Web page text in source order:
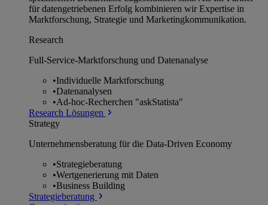
für datengetriebenen Erfolg kombinieren wir Expertise in
Marktforschung, Strategie und Marketingkommunikation.
Research
Full-Service-Marktforschung und Datenanalyse
•Individuelle Marktforschung
•Datenanalysen
•Ad-hoc-Recherchen "askStatista"
Research Lösungen
Strategy
Unternehmens­beratung für die Data-Driven Economy
•Strategieberatung
•Wertgenerierung mit Daten
•Business Building
Strategieberatung